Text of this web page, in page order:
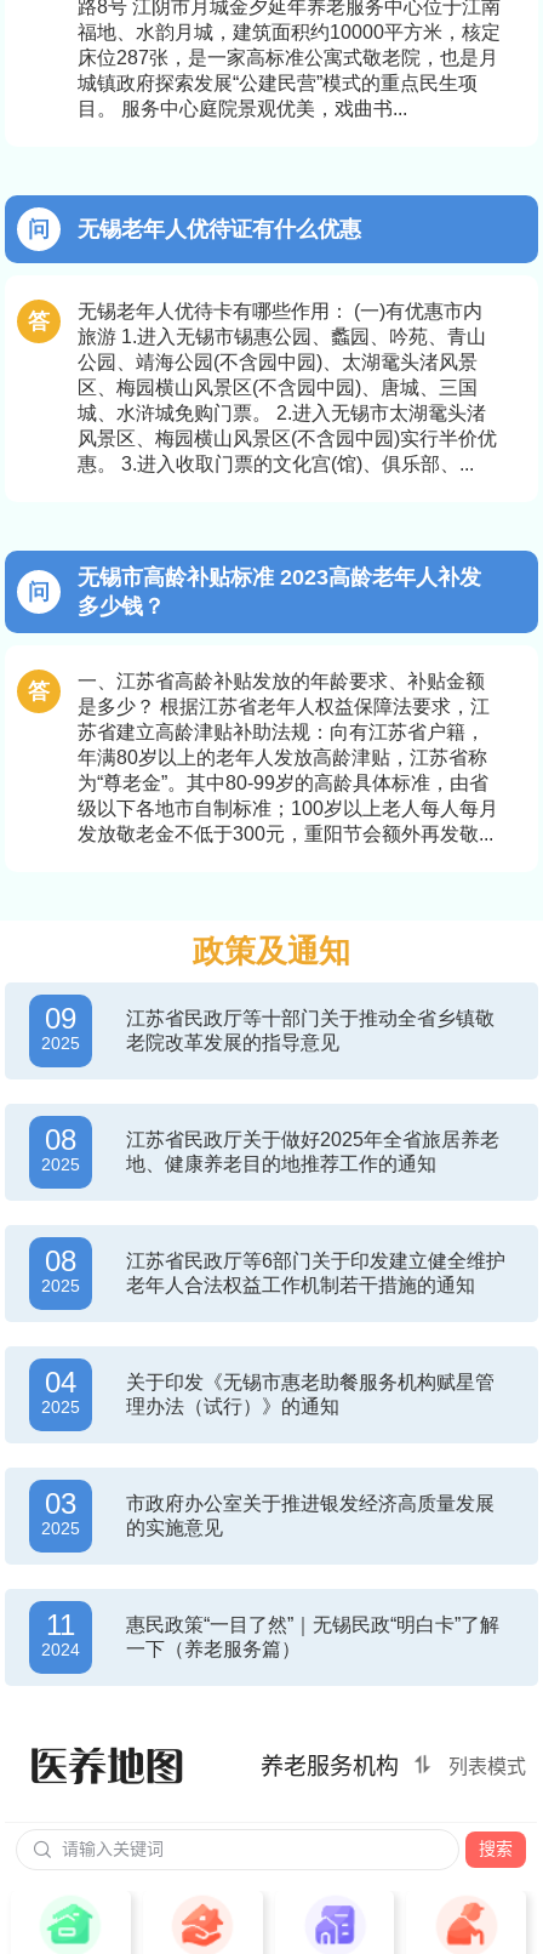
路8号 江阴市月城金夕延年养老服务中心位于江南
福地、水韵月城，建筑面积约10000平方米，核定
床位287张，是一家高标准公寓式敬老院，也是月
城镇政府探索发展“公建民营”模式的重点民生项
目。 服务中心庭院景观优美，戏曲书...
无锡老年人优待证有什么优惠
无锡老年人优待卡有哪些作用： (一)有优惠市内
旅游 1.进入无锡市锡惠公园、蠡园、吟苑、青山
公园、靖海公园(不含园中园)、太湖鼋头渚风景
区、梅园横山风景区(不含园中园)、唐城、三国
城、水浒城免购门票。 2.进入无锡市太湖鼋头渚
风景区、梅园横山风景区(不含园中园)实行半价优
惠。 3.进入收取门票的文化宫(馆)、俱乐部、...
无锡市高龄补贴标准 2023高龄老年人补发
多少钱？
一、江苏省高龄补贴发放的年龄要求、补贴金额
是多少？ 根据江苏省老年人权益保障法要求，江
苏省建立高龄津贴补助法规：向有江苏省户籍，
年满80岁以上的老年人发放高龄津贴，江苏省称
为“尊老金”。其中80-99岁的高龄具体标准，由省
级以下各地市自制标准；100岁以上老人每人每月
发放敬老金不低于300元，重阳节会额外再发敬...
政策及通知
09
2025
江苏省民政厅等十部门关于推动全省乡镇敬
老院改革发展的指导意见
08
2025
江苏省民政厅关于做好2025年全省旅居养老
地、健康养老目的地推荐工作的通知
08
2025
江苏省民政厅等6部门关于印发建立健全维护
老年人合法权益工作机制若干措施的通知
04
2025
关于印发《无锡市惠老助餐服务机构赋星管
理办法（试行）》的通知
03
2025
市政府办公室关于推进银发经济高质量发展
的实施意见
11
2024
惠民政策“一目了然”｜无锡民政“明白卡”了解
一下（养老服务篇）